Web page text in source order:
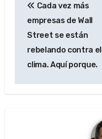
de
entradas
Cada vez más
empresas de Wall
Street se están
rebelando contra el
clima. Aquí porque.